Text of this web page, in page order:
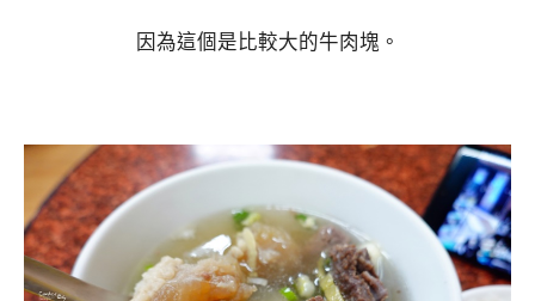
因為這個是比較大的牛肉塊。